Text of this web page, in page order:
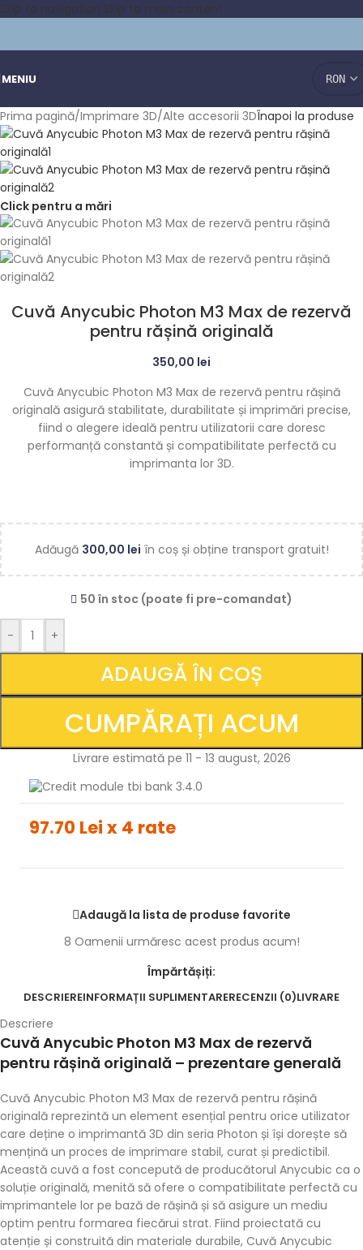
Skip to navigation Skip to main content
MENIU
Prima pagină/Imprimare 3D/Alte accesorii 3DÎnapoi la produse
Click pentru a mări
Cuvă Anycubic Photon M3 Max de rezervă
pentru rășină originală
350,00 lei
Cuvă Anycubic Photon M3 Max de rezervă pentru rășină
originală asigură stabilitate, durabilitate și imprimări precise,
fiind o alegere ideală pentru utilizatorii care doresc
performanță constantă și compatibilitate perfectă cu
imprimanta lor 3D.
Adăugă 300,00 lei în coș și obține transport gratuit!
50 în stoc (poate fi pre-comandat)
- +
ADAUGĂ ÎN COȘ
CUMPĂRAȚI ACUM
Livrare estimată pe 11 - 13 august, 2026
97.70 Lei x 4 rate
Adaugă la lista de produse favorite
8 Oamenii urmăresc acest produs acum!
Împărtășiți:
DESCRIEREINFORMAȚII SUPLIMENTARERECENZII (0)LIVRARE
Descriere
Cuvă Anycubic Photon M3 Max de rezervă
pentru rășină originală – prezentare generală
Cuvă Anycubic Photon M3 Max de rezervă pentru rășină
originală reprezintă un element esențial pentru orice utilizator
care deține o imprimantă 3D din seria Photon și își dorește să
mențină un proces de imprimare stabil, curat și predictibil.
Această cuvă a fost concepută de producătorul Anycubic ca o
soluție originală, menită să ofere o compatibilitate perfectă cu
imprimantele lor pe bază de rășină și să asigure un mediu
optim pentru formarea fiecărui strat. Fiind proiectată cu
atenție și construită din materiale durabile, Cuvă Anycubic